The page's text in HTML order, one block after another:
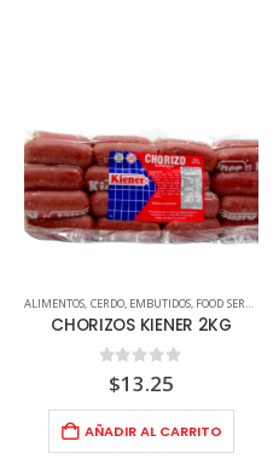
ALIMENTOS, CERDO, EMBUTIDOS, FOOD SERVICE
CHORIZOS KIENER 2KG
out of 5
$13.25
AÑADIR AL CARRITO